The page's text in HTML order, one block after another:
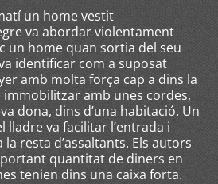
un home vestit
va abordar violentament
un home quan sortia del seu
identificar com a suposat
amb molta força cap a dins la
immobilitzar amb unes cordes,
dona, dins d’una habitació. Un
lladre va facilitar l’entrada i
la resta d’assaltants. Els autors
quantitat de diners en
tenien dins una caixa forta.